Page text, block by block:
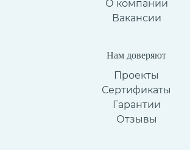
О компании
Вакансии
Нам доверяют
Проекты
Сертификаты
Гарантии
Отзывы